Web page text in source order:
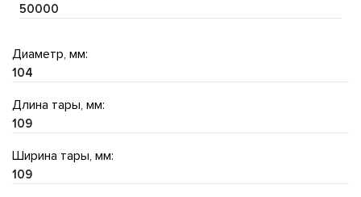
50000
Диаметр, мм:
104
Длина тары, мм:
109
Ширина тары, мм:
109